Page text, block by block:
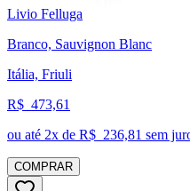
Livio Felluga
Branco, Sauvignon Blanc
Itália, Friuli
R$ 473,61
ou até 2x de R$ 236,81 sem
COMPRAR